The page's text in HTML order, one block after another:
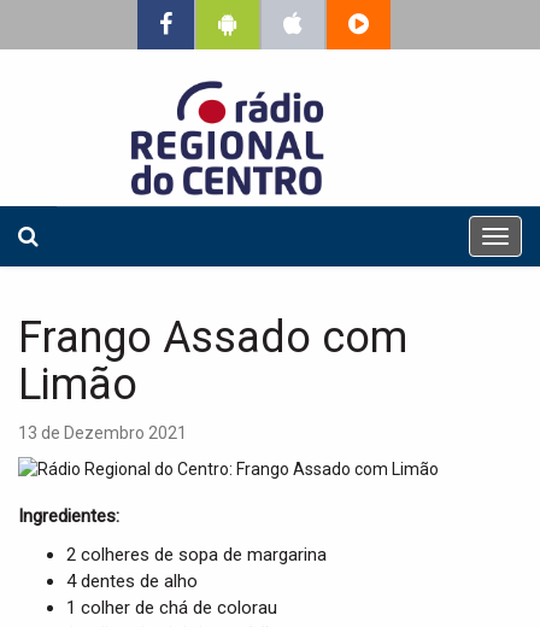
T
o
Frango Assado com
Limão
13 de Dezembro 2021
Ingredientes:
2 colheres de sopa de margarina
4 dentes de alho
1 colher de chá de colorau